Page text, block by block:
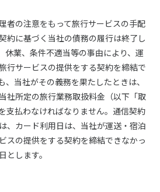
の注意をもって旅行サービスの手配
約に基づく当社の債務の履行は終了し
休業、条件不適当等の事由により、運
行サービスの提供をする契約を締結で
、当社がその義務を果たしたときは、
社所定の旅行業務取扱料金（以下「取
支払わなければなりません。通信契約
、カード利用日は、当社が運送・宿泊
スの提供をする契約を締結できなかっ
とします。